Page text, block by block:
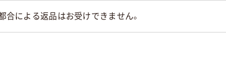
合による返品はお受けできません。